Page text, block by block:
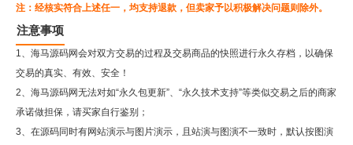
注：经核实符合上述任一，均支持退款，但卖家予以积极解决问题则除外。
注意事项
1、海马源码网会对双方交易的过程及交易商品的快照进行永久存档，以确保
交易的真实、有效、安全！
2、 海马源码网无法对如“永久包更新”、“永久技术支持”等类似交易之后的商家
承诺做担保，请买家自行鉴别；
3、在源码同时有网站演示与图片演示，且站演与图演不一致时，默认按图演